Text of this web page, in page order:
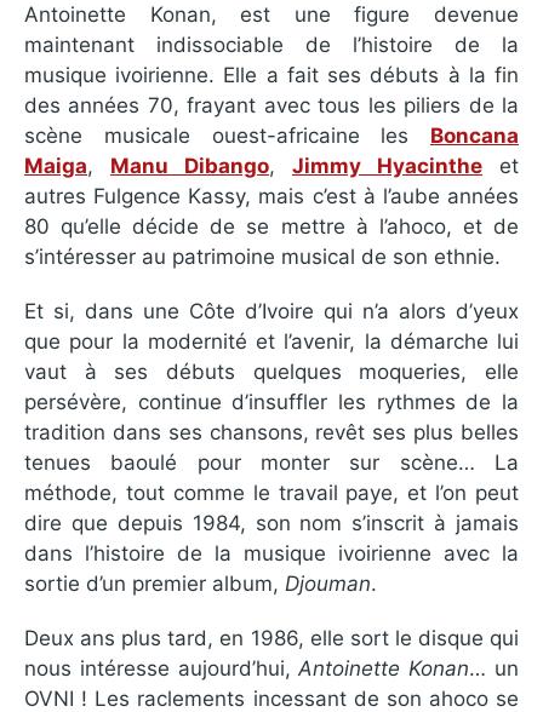
Antoinette Konan, est une figure devenue
maintenant indissociable de l’histoire de la
musique ivoirienne. Elle a fait ses débuts à la fin
des années 70, frayant avec tous les piliers de la
scène musicale ouest-africaine les Boncana
Maiga, Manu Dibango, Jimmy Hyacinthe et
autres Fulgence Kassy, mais c’est à l’aube années
80 qu’elle décide de se mettre à l’ahoco, et de
s’intéresser au patrimoine musical de son ethnie.
Et si, dans une Côte d’Ivoire qui n’a alors d’yeux
que pour la modernité et l’avenir, la démarche lui
vaut à ses débuts quelques moqueries, elle
persévère, continue d’insuffler les rythmes de la
tradition dans ses chansons, revêt ses plus belles
tenues baoulé pour monter sur scène… La
méthode, tout comme le travail paye, et l’on peut
dire que depuis 1984, son nom s’inscrit à jamais
dans l’histoire de la musique ivoirienne avec la
sortie d’un premier album, Djouman.
Deux ans plus tard, en 1986, elle sort le disque qui
nous intéresse aujourd’hui,Antoinette Konan… un
OVNI ! Les raclements incessant de son ahoco se